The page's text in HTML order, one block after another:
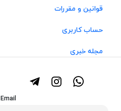
قوانین و مقررات
حساب کاربری
مجله خبری
Email